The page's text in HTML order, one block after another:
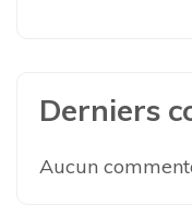
Derniers
Aucun